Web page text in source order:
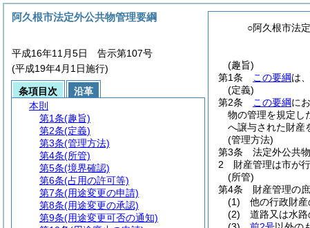
○阿久根市法
(趣旨)
第1条
この要綱は
(定義)
第2条
この要綱に
物の管理を規定し
へ譲与された財産
(管理方法)
第3条
法定外公共
2
財産管理は市が
(所管)
第4条
財産管理の庶
(1)
他の行政財
(2)
道路又は水
阿久根市法定外公共物管理要綱
平成16年11月5日 告示第107号
(平成19年4月1日施行)
条項目次
沿革
本則
第1条(趣旨)
第2条(定義)
第3条(管理方法)
第4条(所管)
第5条(境界確認)
第6条(占用の許可等)
第7条(用途変更の申請)
第8条(用途変更の承認)
第9条(用途変更可否の通知)